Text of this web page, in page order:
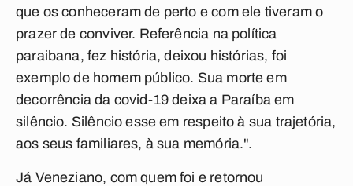
que os conheceram de perto e com ele tiveram o
prazer de conviver. Referência na política
paraibana, fez história, deixou histórias, foi
exemplo de homem público. Sua morte em
decorrência da covid-19 deixa a Paraíba em
silêncio. Silêncio esse em respeito à sua trajetória,
aos seus familiares, à sua memória.".
Já Veneziano, com quem foi e retornou